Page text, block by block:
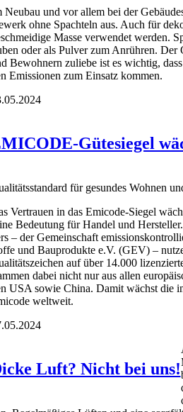
Neu­bau und vor allem bei der
ohne Spach­teln aus. Auch für
Mas­se ver­wen­det wer­den.
oder als Pul­ver zum Anrüh­ren. Der
Bewoh­nern zulie­be ist es wich­tig,
Emis­sio­nen zum Ein­satz kom­men.
Gütesiegel
für gesun­des Woh­nen
Ver­trau­en in das Emi­code-Sie­gel
Bedeu­tung für Han­del und
– der Gemein­schaft
und Bau­pro­duk­te e.V. (GEV) –
auf über 14.000
dabei nicht nur aus allen
USA sowie Chi­na. Damit wächst die
welt­weit.
Luft? Nicht bei uns!